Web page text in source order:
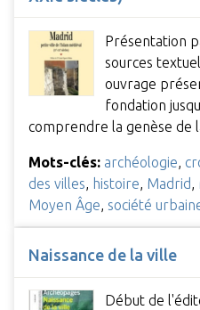
Présentation
sources
ouvrage
fondation
comprendre la genèse de
Mots-clés: archéologie,
des villes, histoire, Madrid,
Moyen Âge, société
Naissance de la ville
Début de